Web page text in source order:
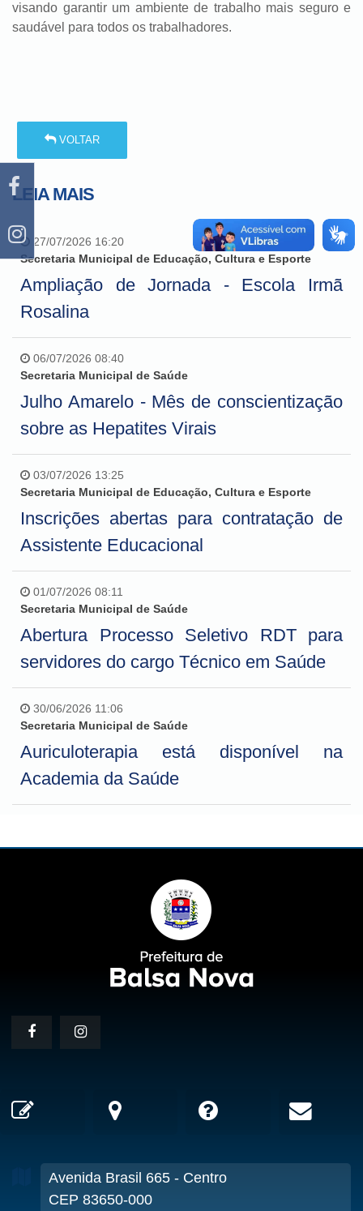
visando garantir um ambiente de trabalho mais seguro e
saudável para todos os trabalhadores.
VOLTAR
LEIA MAIS
27/07/2026 16:20
Secretaria Municipal de Educação, Cultura e Esporte
Ampliação de Jornada - Escola Irmã
Rosalina
06/07/2026 08:40
Secretaria Municipal de Saúde
Julho Amarelo - Mês de conscientização
sobre as Hepatites Virais
03/07/2026 13:25
Secretaria Municipal de Educação, Cultura e Esporte
Inscrições abertas para contratação de
Assistente Educacional
01/07/2026 08:11
Secretaria Municipal de Saúde
Abertura Processo Seletivo RDT para
servidores do cargo Técnico em Saúde
30/06/2026 11:06
Secretaria Municipal de Saúde
Auriculoterapia está disponível na
Academia da Saúde
Avenida Brasil 665 - Centro
CEP 83650-000